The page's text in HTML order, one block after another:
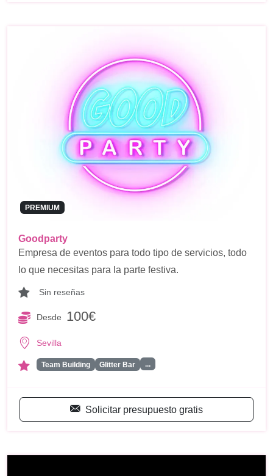
PREMIUM
Goodparty
Empresa de eventos para todo tipo de servicios, todo
lo que necesitas para la parte festiva.
Sin reseñas
Desde 100€
Sevilla
Team Building Glitter Bar ...
Solicitar presupuesto gratis